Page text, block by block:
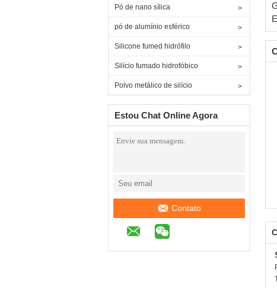
Pó de nano sílica
pó de alumínio esférico
Silicone fumed hidrófilo
Silício fumado hidrofóbico
Polvo metálico de silício
Estou Chat Online Agora
Contato